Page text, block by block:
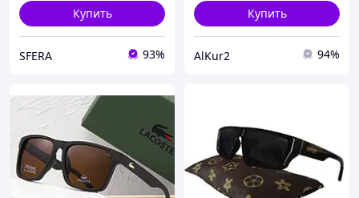
Купить
SFERA 93%
Купить
AlKur2 94%